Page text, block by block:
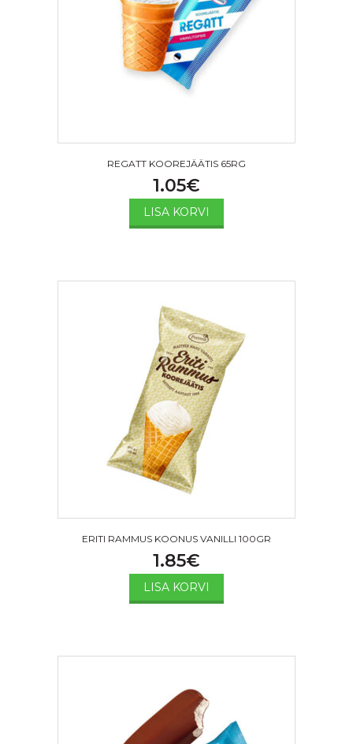
REGATT KOOREJÄÄTIS 65RG
1.05€
LISA KORVI
ERITI RAMMUS KOONUS VANILLI 100GR
1.85€
LISA KORVI